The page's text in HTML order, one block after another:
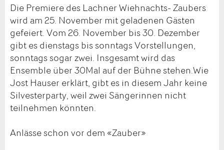
Die Premiere des Lachner Wiehnachts- Zaubers
wird am 25. November mit geladenen Gästen
gefeiert. Vom 26. November bis 30. Dezember
gibt es dienstags bis sonntags Vorstellungen,
sonntags sogar zwei. Insgesamt wird das
Ensemble über 30Mal auf der Bühne stehen.Wie
Jost Hauser erklärt, gibt es in diesem Jahr keine
Silvesterparty, weil zwei Sängerinnen nicht
teilnehmen könnten.
Anlässe schon vor dem «Zauber»